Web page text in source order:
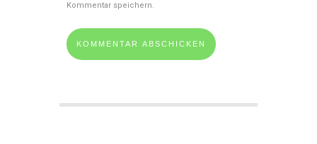
Kommentar speichern.